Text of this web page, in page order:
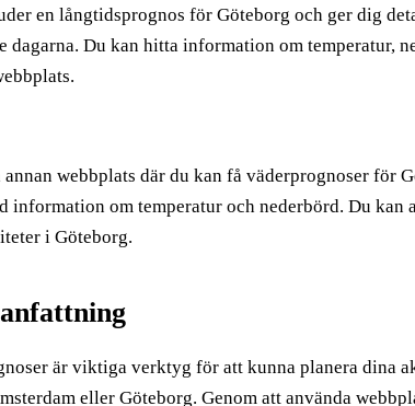
en långtidsprognos för Göteborg och ger dig
dagarna. Du kan hitta information om temperatur,
annan webbplats där du kan få väderprognoser för
information om temperatur och nederbörd. Du
i Göteborg.
är viktiga verktyg för att kunna planera dina
eller Göteborg. Genom att använda